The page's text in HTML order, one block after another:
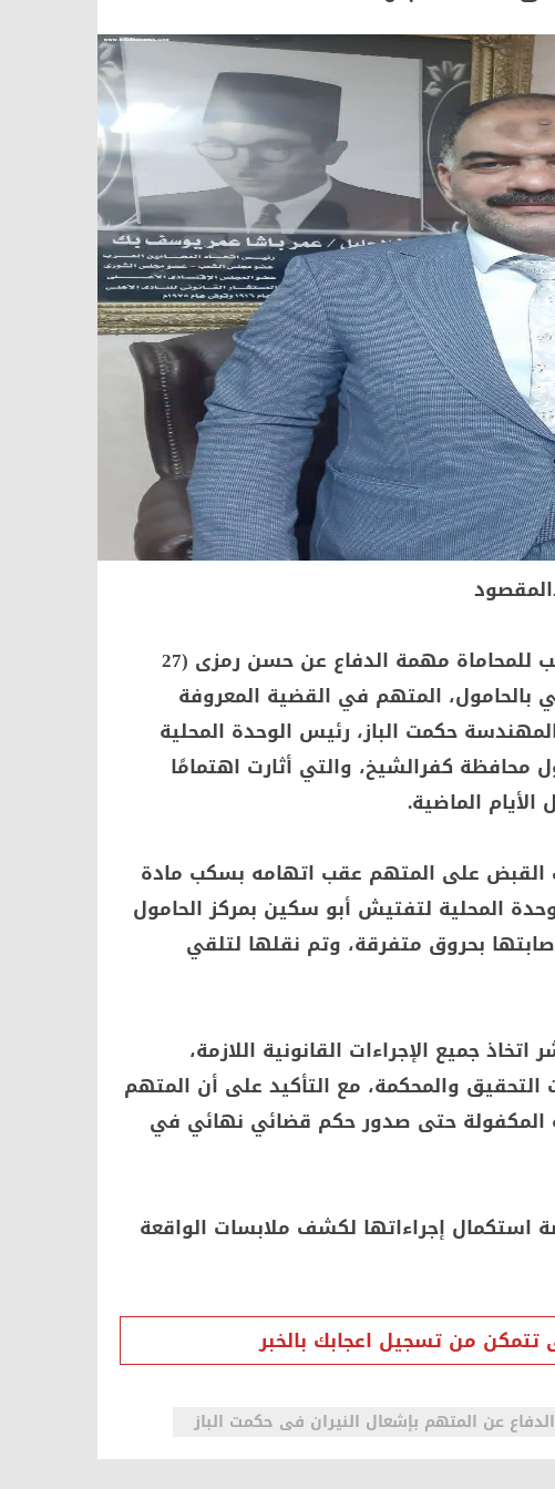
زفاف كريمته سلمي
لتلبية احتياجات مواطني المجاز
بإن النجاح الحقيقى هو الذى ينعكس على المجتمع
زمن فات
تولى مكتب المستشار مراد راغب للمحاماة مهمة الدفاع عن حسن رمزى (27
بالحامول، المتهم في القضية المعروفة
حكمت الباز، رئيس الوحدة المحلية
محافظة كفرالشيخ، والتي أثارت اهتمامًا
الماضية.
القبض على المتهم عقب اتهامه بسكب مادة
المحلية لتفتيش أبو سكين بمركز الحامول
بحروق متفرقة، وتم نقلها لتلقي
جميع الإجراءات القانونية اللازمة،
والمحكمة، مع التأكيد على أن المتهم
المكفولة حتى صدور حكم قضائي نهائي في
استكمال إجراءاتها لكشف ملابسات الواقعة
تتمكن من تسجيل اعجابك بالخبر
عن المتهم بإشعال النيران فى حكمت الباز